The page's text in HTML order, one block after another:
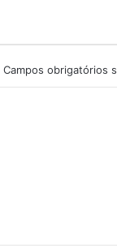
Campos obrigatórios